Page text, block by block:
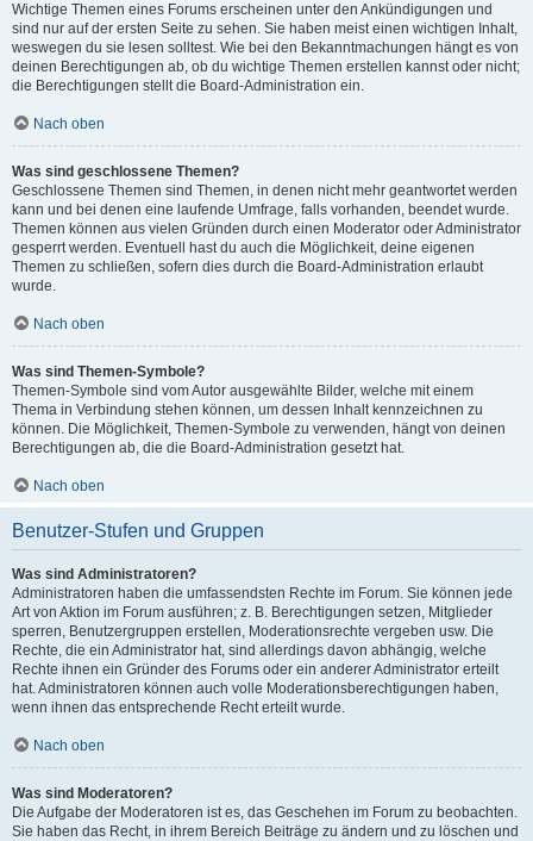
Wichtige Themen eines Forums erscheinen unter den Ankündigungen und
sind nur auf der ersten Seite zu sehen. Sie haben meist einen wichtigen Inhalt,
weswegen du sie lesen solltest. Wie bei den Bekanntmachungen hängt es von
deinen Berechtigungen ab, ob du wichtige Themen erstellen kannst oder nicht;
die Berechtigungen stellt die Board-Administration ein.
Nach oben
Was sind geschlossene Themen?
Geschlossene Themen sind Themen, in denen nicht mehr geantwortet werden
kann und bei denen eine laufende Umfrage, falls vorhanden, beendet wurde.
Themen können aus vielen Gründen durch einen Moderator oder Administrator
gesperrt werden. Eventuell hast du auch die Möglichkeit, deine eigenen
Themen zu schließen, sofern dies durch die Board-Administration erlaubt
wurde.
Nach oben
Was sind Themen-Symbole?
Themen-Symbole sind vom Autor ausgewählte Bilder, welche mit einem
Thema in Verbindung stehen können, um dessen Inhalt kennzeichnen zu
können. Die Möglichkeit, Themen-Symbole zu verwenden, hängt von deinen
Berechtigungen ab, die die Board-Administration gesetzt hat.
Nach oben
Benutzer-Stufen und Gruppen
Was sind Administratoren?
Administratoren haben die umfassendsten Rechte im Forum. Sie können jede
Art von Aktion im Forum ausführen; z. B. Berechtigungen setzen, Mitglieder
sperren, Benutzergruppen erstellen, Moderationsrechte vergeben usw. Die
Rechte, die ein Administrator hat, sind allerdings davon abhängig, welche
Rechte ihnen ein Gründer des Forums oder ein anderer Administrator erteilt
hat. Administratoren können auch volle Moderationsberechtigungen haben,
wenn ihnen das entsprechende Recht erteilt wurde.
Nach oben
Was sind Moderatoren?
Die Aufgabe der Moderatoren ist es, das Geschehen im Forum zu beobachten.
Sie haben das Recht, in ihrem Bereich Beiträge zu ändern und zu löschen und